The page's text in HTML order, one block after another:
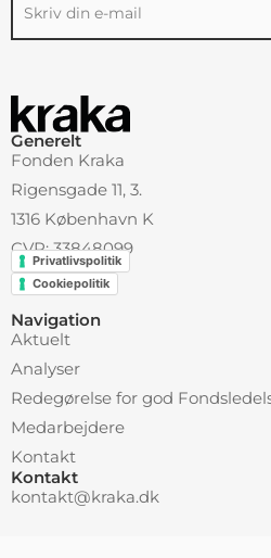
Generelt
Fonden Kraka
Rigensgade 11, 3.
1316 København K
CVR: 33848099
Privatlivspolitik
Cookiepolitik
Navigation
Aktuelt
Analyser
Redegørelse for god
Medarbejdere
Kontakt
Kontakt
kontakt@kraka.dk